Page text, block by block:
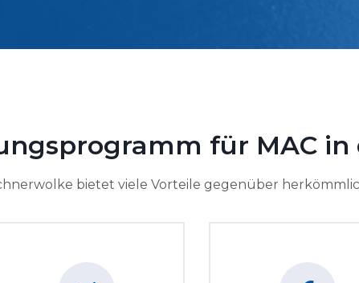
für MAC in
bietet viele Vorteile gegenüber